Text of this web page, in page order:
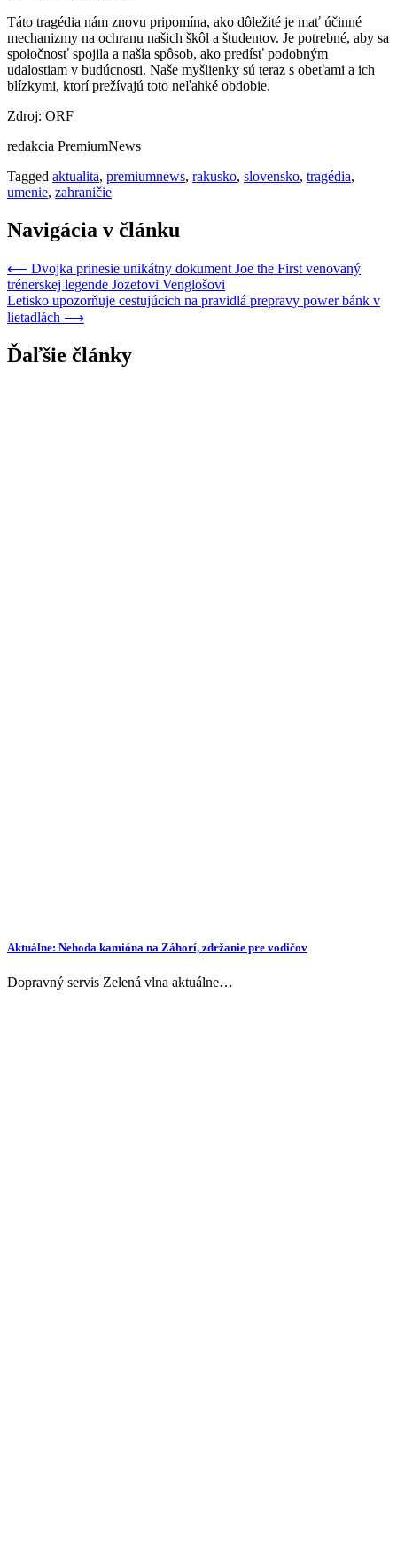
Táto tragédia nám znovu pripomína, ako dôležité je mať účinné
mechanizmy na ochranu našich škôl a študentov. Je potrebné, aby sa
spoločnosť spojila a našla spôsob, ako predísť podobným
udalostiam v budúcnosti. Naše myšlienky sú teraz s obeťami a ich
blízkymi, ktorí prežívajú toto neľahké obdobie.
Zdroj: ORF
redakcia PremiumNews
Tagged aktualita, premiumnews, rakusko, slovensko, tragédia,
umenie, zahraničie
Navigácia v článku
⟵ Dvojka prinesie unikátny dokument Joe the First venovaný
trénerskej legende Jozefovi Venglošovi
Letisko upozorňuje cestujúcich na pravidlá prepravy power bánk v
lietadlách ⟶
Ďaľšie články
Aktuálne: Nehoda kamióna na Záhorí, zdržanie pre vodičov
Dopravný servis Zelená vlna aktuálne…